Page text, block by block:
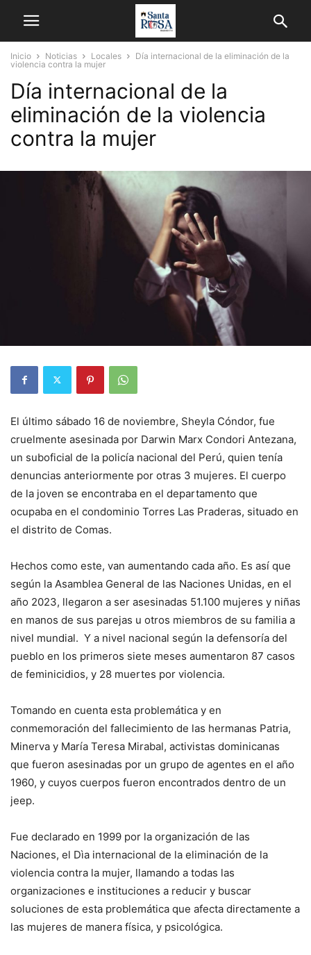
Inicio Noticias Locales
Día internacional de la eliminación de la
violencia contra la mujer
Día internacional de la
eliminación de la violencia
contra la mujer
El último sábado 16 de noviembre, Sheyla Cóndor, fue
cruelmente asesinada por Darwin Marx Condori Antezana,
un suboficial de la policía nacional del Perú, quien tenía
denuncias anteriormente por otras 3 mujeres. El cuerpo
de la joven se encontraba en el departamento que
ocupaba en el condominio Torres Las Praderas, situado en
el distrito de Comas.
Hechos como este, van aumentando cada año. Es así que
según la Asamblea General de las Naciones Unidas, en el
año 2023, llegaron a ser asesinadas 51.100 mujeres y niñas
en manos de sus parejas u otros miembros de su familia a
nivel mundial. Y a nivel nacional según la defensoría del
pueblo en los primeros siete meses aumentaron 87 casos
de feminicidios, y 28 muertes por violencia.
Tomando en cuenta esta problemática y en
conmemoración del fallecimiento de las hermanas Patria,
Minerva y María Teresa Mirabal, activistas dominicanas
que fueron asesinadas por un grupo de agentes en el año
1960, y cuyos cuerpos fueron encontrados dentro de un
jeep.
Fue declarado en 1999 por la organización de las
Naciones, el Dìa internacional de la eliminación de la
violencia contra la mujer, llamando a todas las
organizaciones e instituciones a reducir y buscar
soluciones de esta problemática que afecta directamente a
las mujeres de manera física, y psicológica.